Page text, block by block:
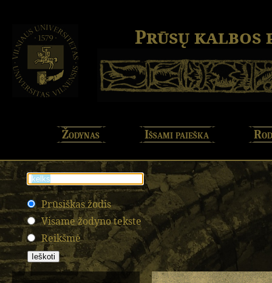
Prūsų kalbos
Žodynas Išsami paieška
Prūsiškas žodis
Visame žodyno tekste
Reikšmė